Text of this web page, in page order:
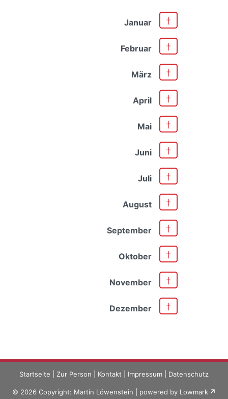
Januar
Februar
März
April
Mai
Juni
Juli
August
September
Oktober
November
Dezember
Startseite Zur Person Kontakt Impressum Datenschutz
© 2026 Copyright: Martin Löwenstein | powered by Lowmark